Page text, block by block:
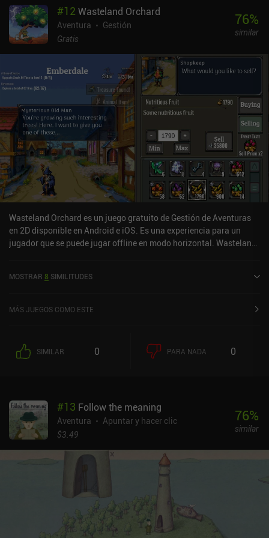
elementos para realizar acciones aparentemente ilógicas que solo
cobran sentido si prestamos mucha atención a la información que
encontramos por el camino. Aunque hay bastantes acertijos
dispositivo musical que reproduce melodías compuestas a partir
de las notas que encontramos en nuestro viaje. Pero aquellos que
no tengan oído absoluto no deben preocuparse: hay un sistema de
pistas que te ayudará con cualquier tarea complicada. Growbot es
un juego premium sin anuncios ni compras dentro de la
aplicación. Sí, el escenario es bastante inusual, y puede que a
algunos les parezcan demasiado esotéricas las leyes del universo
del juego, pero para mí ese es precisamente el principal encanto
del juego. Enfrentarse a problemas que no tienen ninguna
posibilidad de ocurrir en el mundo real crea un tipo especial de
evasión que creo que todos necesitamos desesperadamente de vez
en cuando.
#12 Wasteland Orchard
Aventura
Gestión
Gratis
76%
similar
Wasteland Orchard es un juego gratuito de Gestión de Aventuras
en 2D disponible en Android e iOS. Es una experiencia para un
jugador que se puede jugar offline en modo horizontal. Wasteland
Store de iOS.
MOSTRAR 8 SIMILITUDES
MÁS JUEGOS COMO ESTE
SIMILAR 0 PARA NADA 0
#13 Follow the meaning
Aventura
Apuntar y hacer clic
$3.49
76%
similar